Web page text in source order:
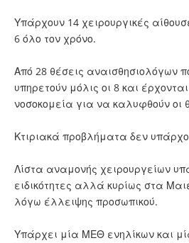
Υπάρχουν 14 χειρουργικές
6 όλο τον χρόνο.
Από 28 θέσεις αναισθησιολόγων
υπηρετούν μόλις οι 8 και
νοσοκομεία για να καλυφθούν οι
Κτιριακά προβλήματα δεν
Λίστα αναμονής χειρουργείων
ειδικότητες αλλά κυρίως στα
λόγω έλλειψης προσωπικού.
Υπάρχει μία ΜΕΘ ενηλίκων και